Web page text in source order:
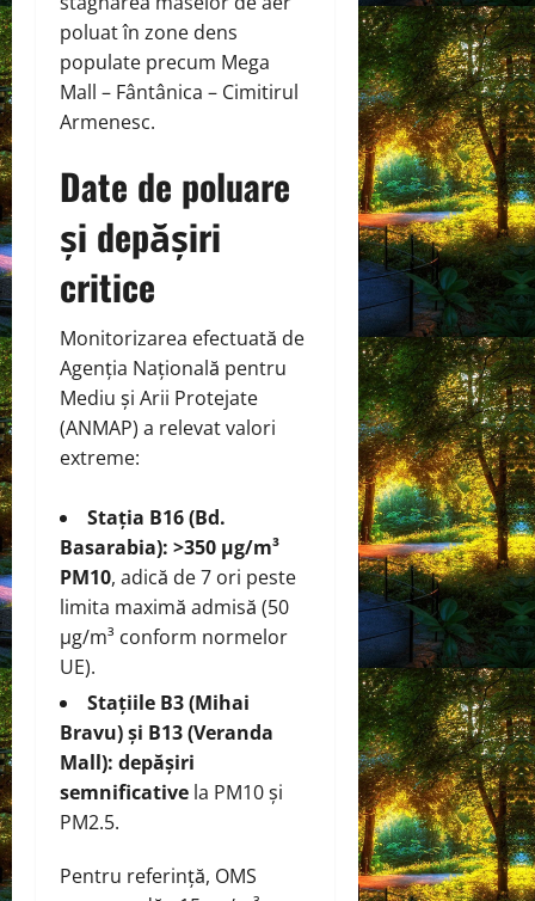
poluat în zone dens
populate precum Mega
Mall – Fântânica – Cimitirul
Armenesc.
Date de poluare
și depășiri
critice
Monitorizarea efectuată de
Agenția Națională pentru
Mediu și Arii Protejate
(ANMAP) a relevat valori
extreme:
Stația B16 (Bd.
Basarabia): >350 µg/m³
PM10, adică de 7 ori peste
limita maximă admisă (50
µg/m³ conform normelor
UE).
Stațiile B3 (Mihai
Bravu) și B13 (Veranda
Mall): depășiri
semnificative la PM10 și
PM2.5.
Pentru referință, OMS